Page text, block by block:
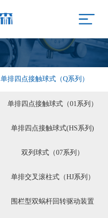
单排四点接触球式（Q系列）
单排四点接触球式（01系列）
单排四点接触球式(HS系列)
双列球式（07系列）
单排交叉滚柱式（HJ系列）
围栏型双蜗杆回转驱动装置